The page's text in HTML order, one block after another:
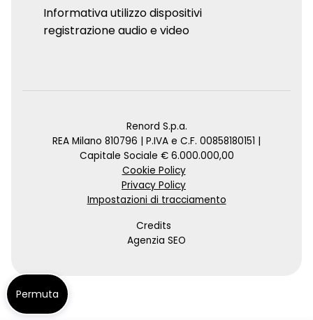
Informativa utilizzo dispositivi
registrazione audio e video
Renord S.p.a.
REA Milano 810796 | P.IVA e C.F. 00858180151 |
Capitale Sociale € 6.000.000,00
Cookie Policy
Privacy Policy
Impostazioni di tracciamento
Credits
Agenzia SEO
Permuta